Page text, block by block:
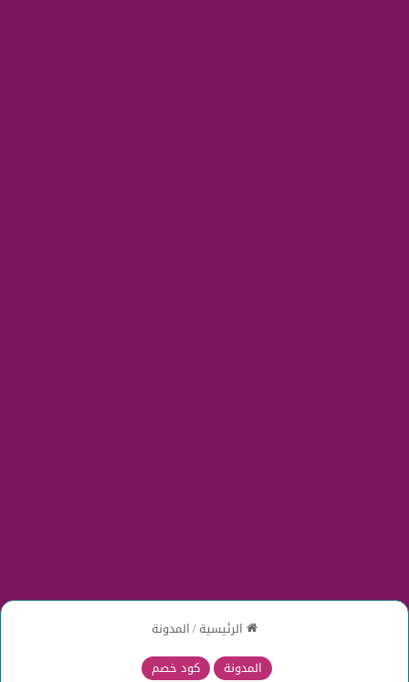
الرئيسية/المدونة
المدونة
كود خصم